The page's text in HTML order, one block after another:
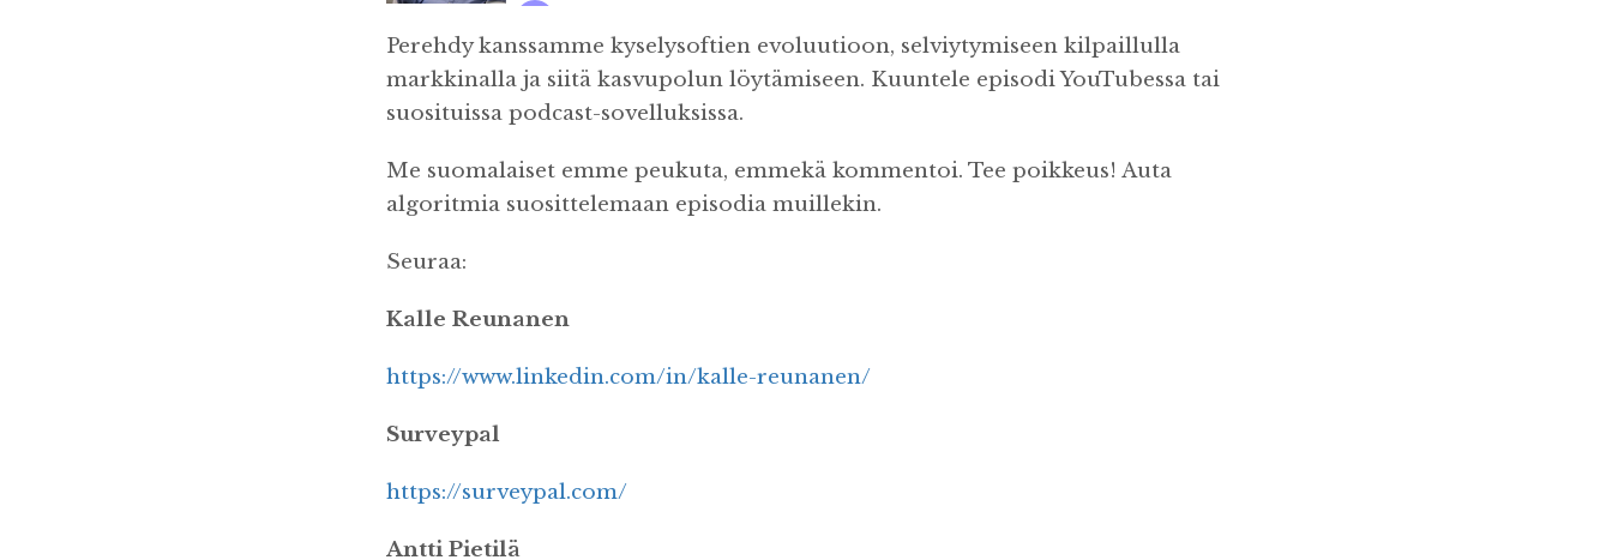
Perehdy kanssamme kyselysoftien evoluutioon, selviytymiseen kilpaillulla
markkinalla ja siitä kasvupolun löytämiseen. Kuuntele episodi YouTubessa tai
suosituissa podcast-sovelluksissa.
Me suomalaiset emme peukuta, emmekä kommentoi. Tee poikkeus! Auta
algoritmia suosittelemaan episodia muillekin.
Seuraa:
Kalle Reunanen
https://www.linkedin.com/in/kalle-reunanen/
Surveypal
https://surveypal.com/
Antti Pietilä